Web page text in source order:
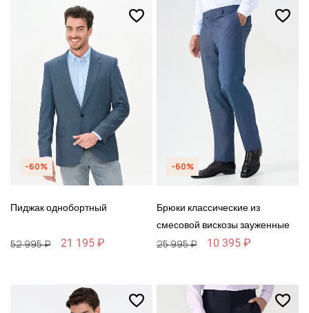
-60%
Пиджак однобортный
52 995 ₽ 21 195 ₽
-60%
Брюки классические из
смесовой вискозы зауженные
25 995 ₽ 10 395 ₽